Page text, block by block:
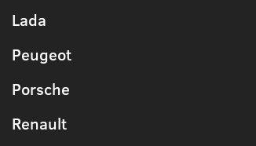
Lada
Peugeot
Porsche
Renault